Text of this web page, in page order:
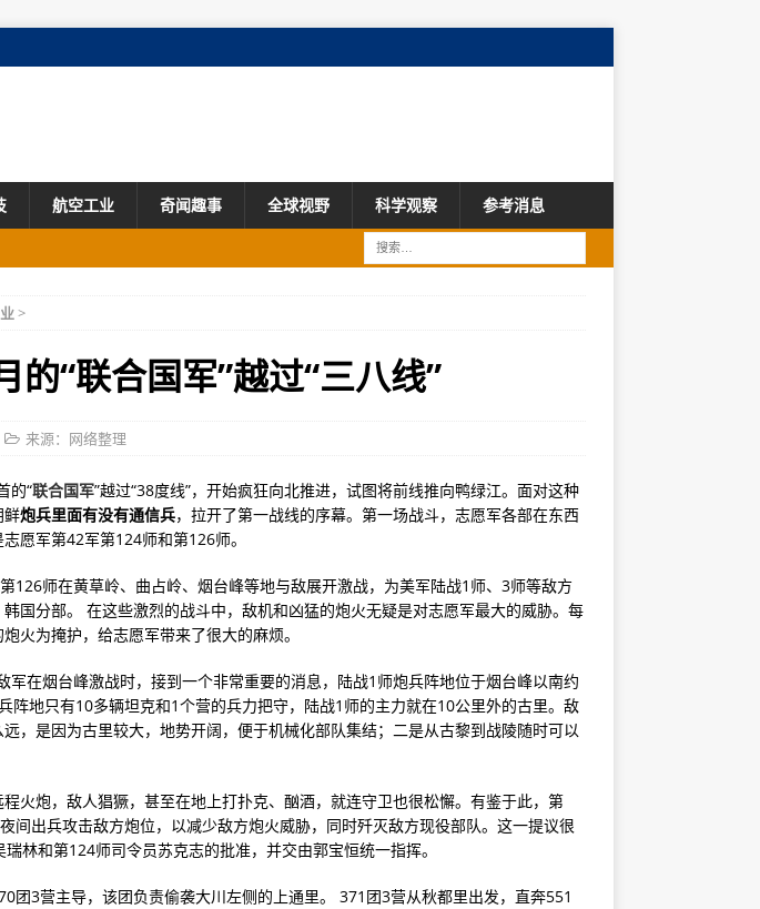
航空工业 奇闻趣事 全球视野 科学观察 参考消息
>
的“联合国军”越过“三八线”
来源：网络整理
的“联合国军”越过“38度线”，开始疯狂向北推进，试图将前线推向鸭绿江。面对这种
鲜炮兵里面有没有通信兵，拉开了第一战线的序幕。第一场战斗，志愿军各部在东西
愿军第42军第124师和第126师。
126师在黄草岭、曲占岭、烟台峰等地与敌展开激战，为美军陆战1师、3师等敌方
国分部。 在这些激烈的战斗中，敌机和凶猛的炮火无疑是对志愿军最大的威胁。每
火为掩护，给志愿军带来了很大的麻烦。
军在烟台峰激战时，接到一个非常重要的消息，陆战1师炮兵阵地位于烟台峰以南约
阵地只有10多辆坦克和1个营的兵力把守，陆战1师的主力就在10公里外的古里。敌
，是因为古里较大，地势开阔，便于机械化部队集结；二是从古黎到战陵随时可以
火炮，敌人猖獗，甚至在地上打扑克、酗酒，就连守卫也很松懈。有鉴于此，第
间出兵攻击敌方炮位，以减少敌方炮火威胁，同时歼灭敌方现役部队。这一提议很
林和第124师司令员苏克志的批准，并交由郭宝恒统一指挥。
团3营主导，该团负责偷袭大川左侧的上通里。 371团3营从秋都里出发，直奔551